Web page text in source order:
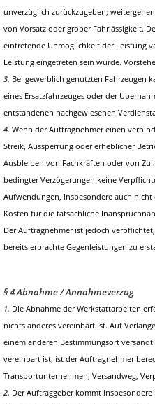
unverzüglich zurückzugeben;
von Vorsatz oder grober Fahrlässigkeit.
eintretende Unmöglichkeit der Leistung
Leistung eingetreten sein würde.
3. Bei gewerblich genutzten Fahrzeugen
eines Ersatzfahrzeuges oder der
entstandenen nachgewiesenen
4. Wenn der Auftragnehmer einen
Streik, Aussperrung oder erheblicher
Ausbleiben von Fachkräften oder von
bedingter Verzögerungen keine
Aufwendungen, insbesondere auch nicht
Kosten für die tatsächliche
Der Auftragnehmer ist jedoch
bereits erbrachte Gegenleistungen zu
§ 4 Abnahme / Annahmeverzug
1. Die Abnahme der Werkstattarbeiten
nichts anderes vereinbart ist. Auf
einem anderen Bestimmungsort
vereinbart ist, ist der Auftragnehmer
Transportunternehmen, Versandweg,
2. Der Auftraggeber kommt